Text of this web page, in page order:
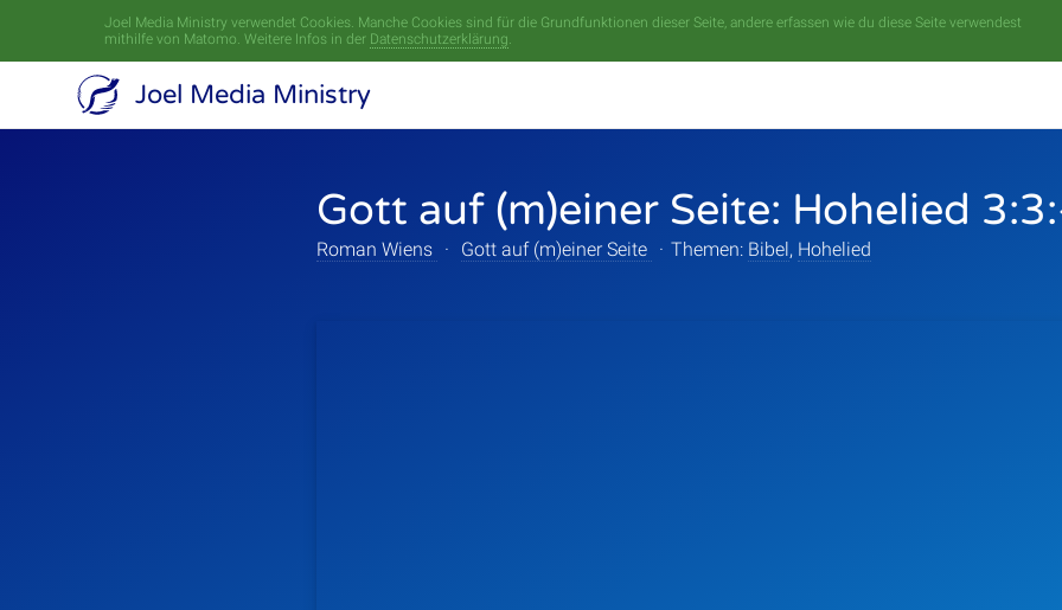
Joel Media Ministry verwendet Cookies. Manche Cookies sind für die Grundfunktionen dieser Seite, andere erfassen wie du diese Seite verwendest
mithilfe von Matomo. Weitere Infos in der Datenschutzerklärung.
Joel Media Ministry
Gott auf (m)einer Seite: Hohelied
Roman Wiens · Gott auf (m)einer Seite · Themen: Bibel, Hohelied